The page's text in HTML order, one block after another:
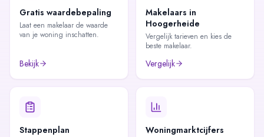
Gratis waardebepaling
Laat een makelaar de waarde
van je woning inschatten.
Bekijk
Makelaars in
Hoogerheide
Vergelijk tarieven en kies de
beste makelaar.
Vergelijk
Stappenplan Woningmarktcijfers